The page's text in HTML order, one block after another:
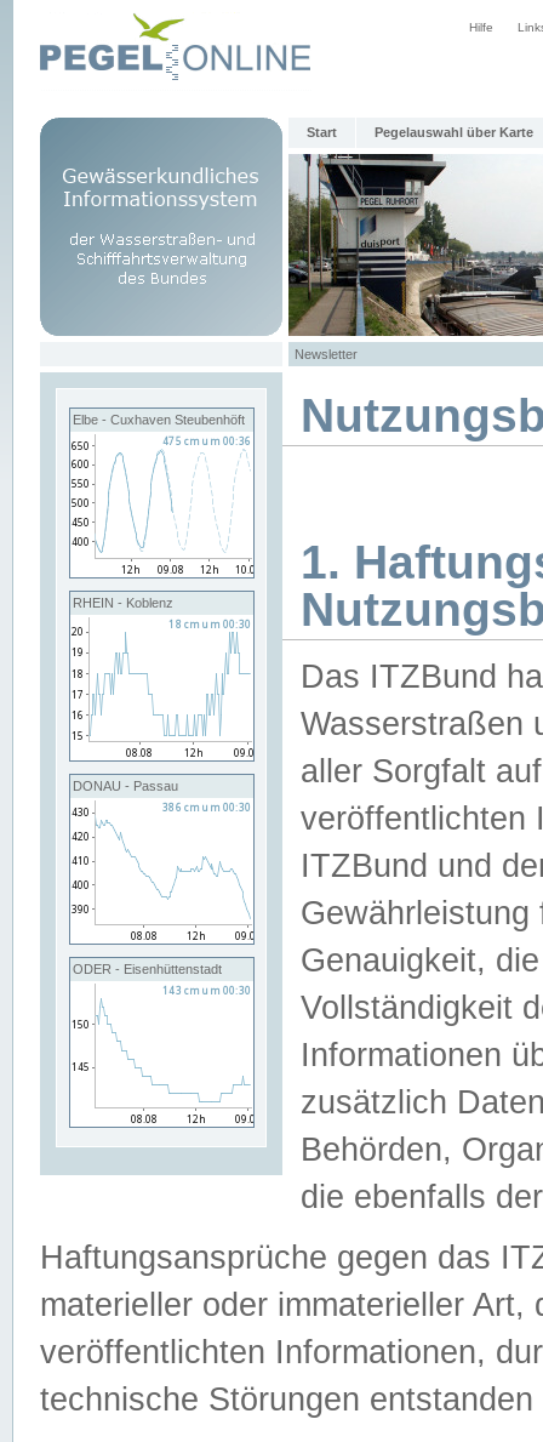
Hilfe
Start Pegelauswahl über Karte
Newsletter
Elbe - Cuxhaven Steubenhöft
RHEIN - Koblenz
DONAU - Passau
ODER - Eisenhüttenstadt
1.
Das ITZBund
Wasserstraßen
aller Sorgfalt
veröffentlichten
ITZBund und
Genauigkeit,
Vollständigkeit
Informationen
zusätzlich
Behörden,
die ebenfalls
Haftungsansprüche gegen das
materieller oder immaterieller
veröffentlichten Informationen,
technische Störungen